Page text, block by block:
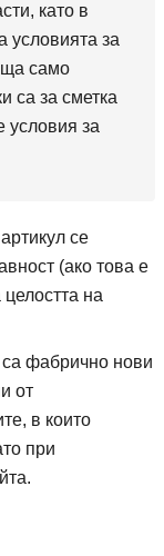
като в
условията за
само
са за сметка
условия за
се
(ако това е
на
са фабрично нови
от
в които
при